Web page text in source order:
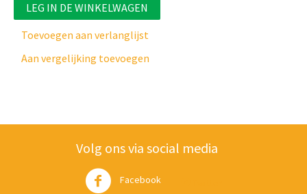
LEG IN DE WINKELWAGEN
Toevoegen aan verlanglijst
Aan vergelijking toevoegen
Volg ons via social media
Facebook